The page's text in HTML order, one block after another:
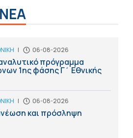
| 06-08-2026
πρόγραμμα
1ης φάσης Γ΄ Εθνικής
| 06-08-2026
και πρόσληψη